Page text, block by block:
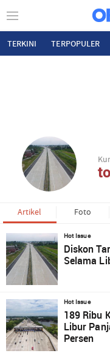
TERKINI TERPOPULER
Artikel Foto
Hot Issue
Diskon
Selama
Hot Issue
189 Ribu
Libur
Persen